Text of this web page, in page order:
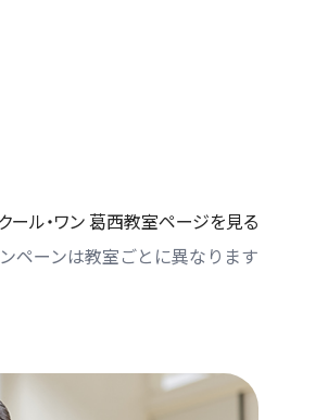
ール・ワン 葛西教室ページを見る
ペーンは教室ごとに異なります